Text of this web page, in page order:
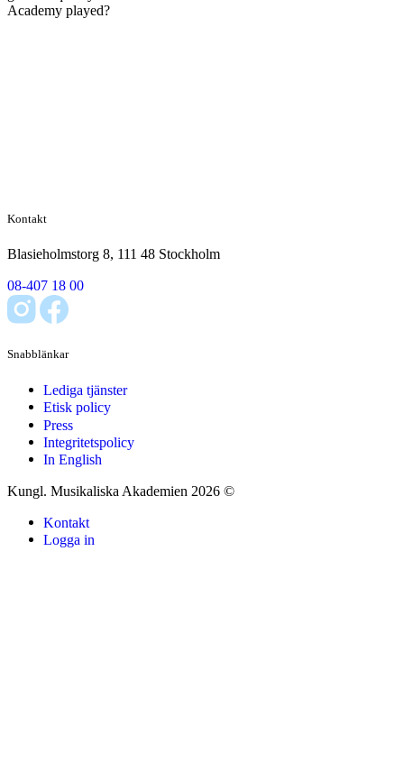
Academy played?
Kontakt
Blasieholmstorg 8, 111 48 Stockholm
08-407 18 00
Snabblänkar
Lediga tjänster
Etisk policy
Press
Integritetspolicy
In English
Kungl. Musikaliska Akademien 2026 ©
Kontakt
Logga in